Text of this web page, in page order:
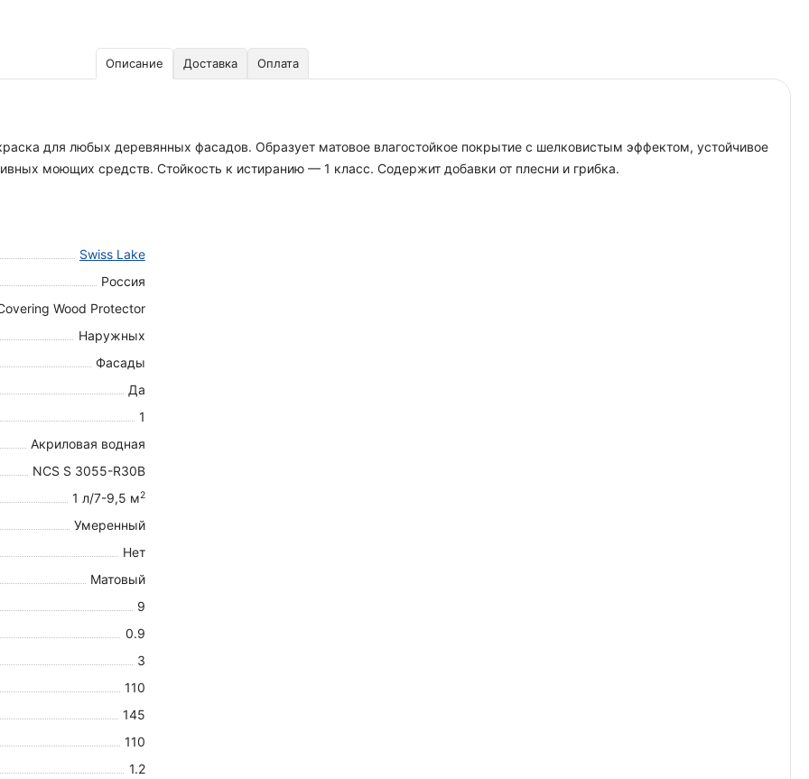
Описание Доставка Оплата
для любых деревянных фасадов. Образует матовое влагостойкое покрытие с шелковистым эффектом, устойчивое
моющих средств. Стойкость к истиранию — 1 класс. Содержит добавки от плесни и грибка.
Swiss Lake
Россия
Wood Protector
Наружных
Фасады
Да
1
Акриловая водная
NCS S 3055-R30B
1 л/7-9,5 м2
Умеренный
Нет
Матовый
9
0.9
3
110
145
110
1.2